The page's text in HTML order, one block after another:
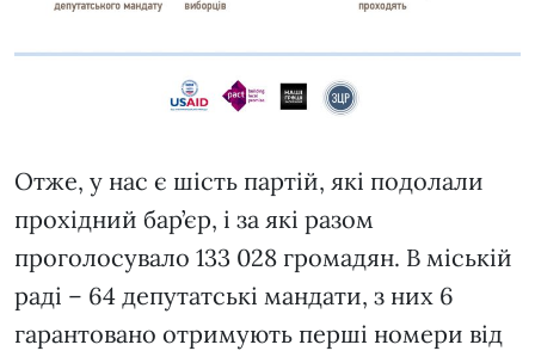
Отже, у нас є шість партій, які подолали
прохідний бар’єр, і за які разом
проголосувало 133 028 громадян. В міській
раді – 64 депутатські мандати, з них 6
гарантовано отримують перші номери від